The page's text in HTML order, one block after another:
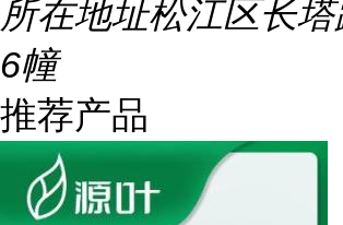
所在地址松江区长
6幢
推荐产品